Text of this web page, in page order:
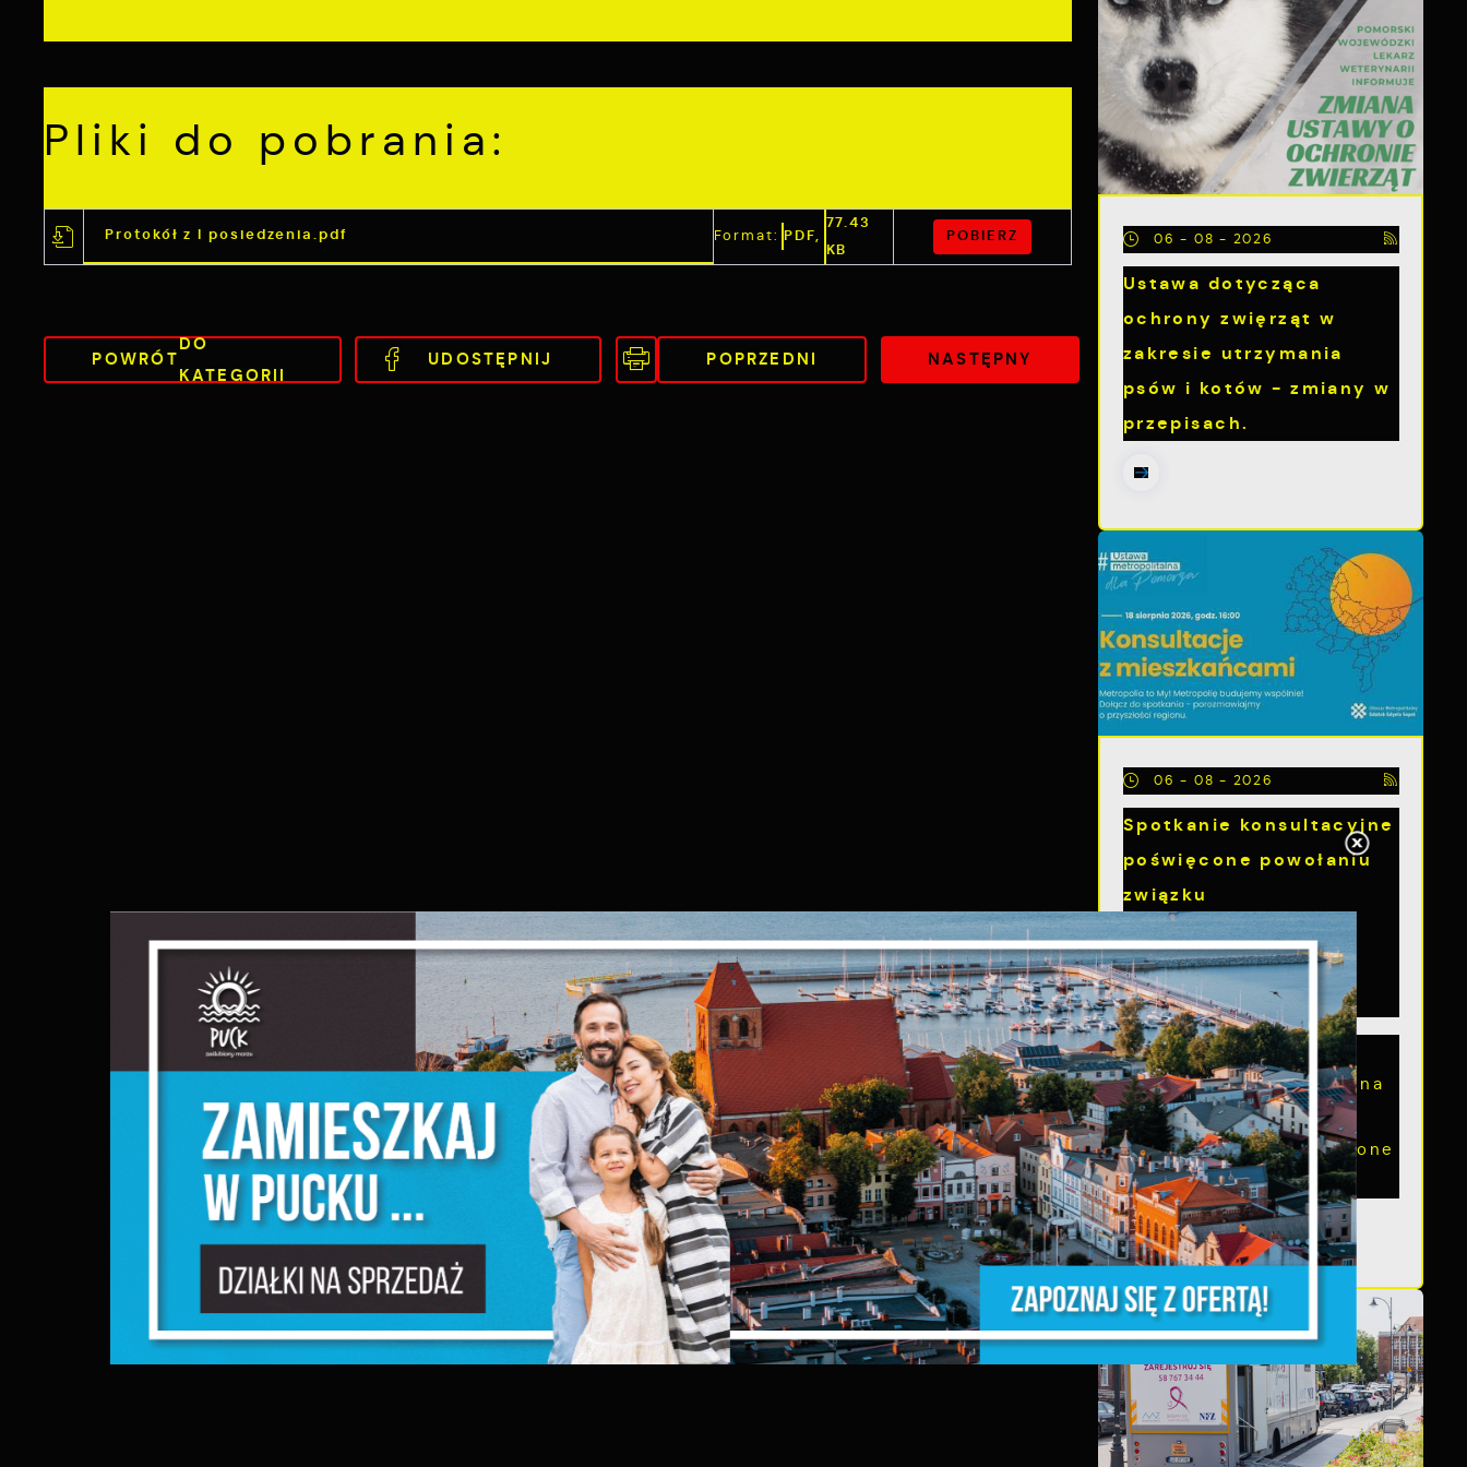
Pliki do pobrania:
Protokół z I posiedzenia.pdf Format: PDF,
77.43
KB
POBIERZ
POWRÓT
DO
KATEGORII
UDOSTĘPNIJ POPRZEDNI NASTĘPNY
06 - 08 - 2026
Ustawa dotycząca
ochrony zwięrząt w
zakresie utrzymania
psów i kotów - zmiany w
przepisach.
06 - 08 - 2026
Spotkanie konsultacyjne
poświęcone powołaniu
związku
metropolitalnego w
województwie
pomorskim
Szanowni Państwo,
serdecznie zapraszamy na
otwarte spotkanie
konsultacyjne, poświęcone
powołaniu...
Ustawienia
Szanujemy Twoją prywatność. Możesz zmienić ustawienia cookies
lub zaakceptować je wszystkie. W dowolnym momencie możesz
dokonać zmiany swoich ustawień.
Niezbędne
Niezbędne pliki cookies służą do prawidłowego funkcjonowania
strony internetowej i umożliwiają Ci komfortowe korzystanie z
oferowanych przez nas usług.
Pliki cookies odpowiadają na podejmowane przez Ciebie działania
w celu m.in. dostosowania Twoich ustawień preferencji
prywatności, logowania czy wypełniania formularzy. Dzięki plikom
cookies strona, z której korzystasz, może działać bez zakłóceń.
Funkcjonalne i personalizacyjne
ZAPISZ WYBRANE